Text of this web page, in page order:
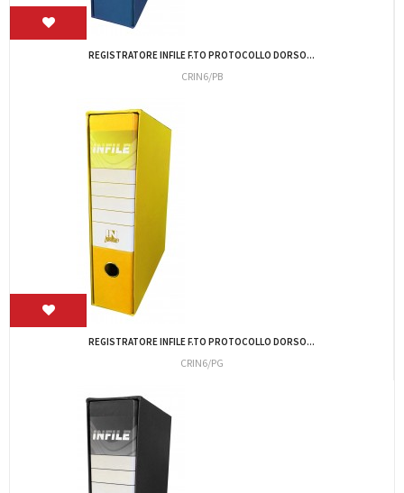
REGISTRATORE INFILE F.TO PROTOCOLLO DORSO...
CRIN6/PV
REGISTRATORE INSIDE 2 BLU COMMERCIALE 28X31X8
CRIN2/B